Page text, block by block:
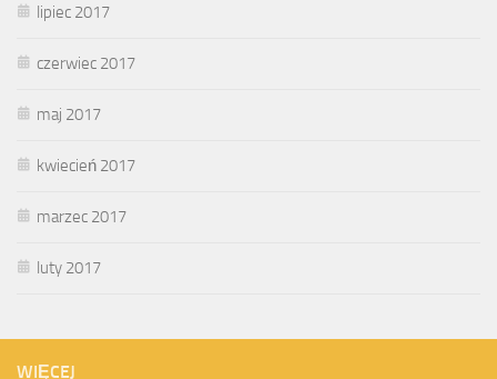
lipiec 2017
czerwiec 2017
maj 2017
kwiecień 2017
marzec 2017
luty 2017
WIĘCEJ